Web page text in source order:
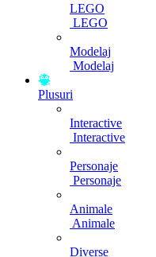
LEGO
LEGO
Modelaj
Modelaj
Plusuri
Interactive
Interactive
Personaje
Personaje
Animale
Animale
Diverse